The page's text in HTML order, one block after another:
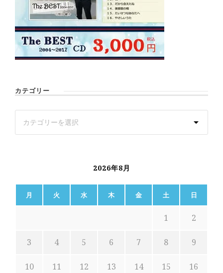
カテゴリー
2026年8月
月 火 水 木 金 土 日
1 2
3 4 5 6 7 8 9
10 11 12 13 14 15 16